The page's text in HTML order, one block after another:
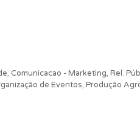
, Comunicacao - Marketing, Rel.
de Eventos, Produção